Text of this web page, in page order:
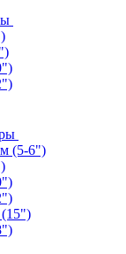
(5-6")